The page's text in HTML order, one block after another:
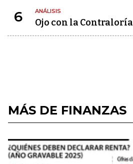
6 ANÁLISIS
Ojo con la Contraloría
MÁS DE FINANZAS